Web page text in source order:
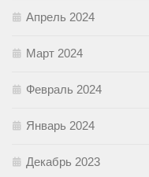
Апрель 2024
Март 2024
Февраль 2024
Январь 2024
Декабрь 2023